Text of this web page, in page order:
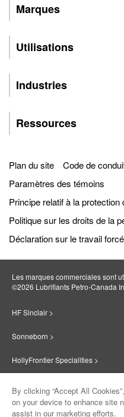
Marques
Utilisations
Industries
Ressources
Plan du site
Code de
Paramètres des témoins
Principe relatif à la
Politique sur les droits de la
Déclaration sur le travail forcé
Les marques commerciales sont
©2026 Lubrifiants Petro‐Canada
HF Sinclair >
Sonneborn >
HollyFrontier Specialities >
Suniso >
By clicking “Accept All
on your device to enhance site
assist in our marketing efforts.